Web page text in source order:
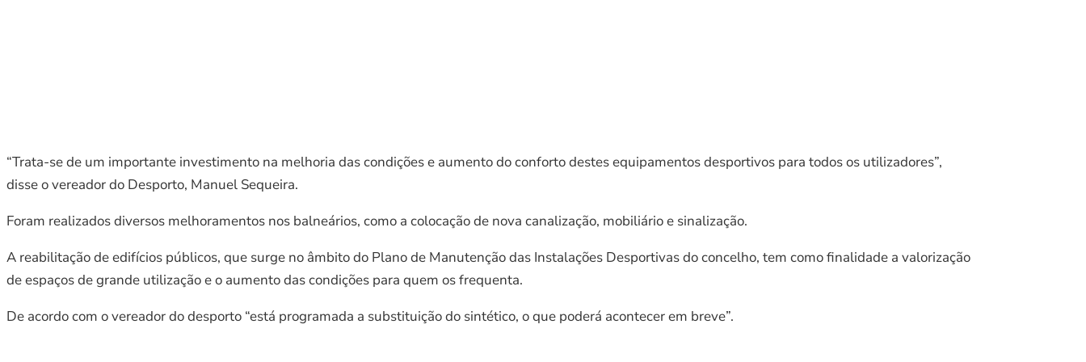
“Trata-se de um importante investimento na melhoria das condições e aumento do conforto destes equipamentos desportivos para todos os utilizadores”,
disse o vereador do Desporto, Manuel Sequeira.
Foram realizados diversos melhoramentos nos balneários, como a colocação de nova canalização, mobiliário e sinalização.
A reabilitação de edifícios públicos, que surge no âmbito do Plano de Manutenção das Instalações Desportivas do concelho, tem como finalidade a valorização
de espaços de grande utilização e o aumento das condições para quem os frequenta.
De acordo com o vereador do desporto “está programada a substituição do sintético, o que poderá acontecer em breve”.